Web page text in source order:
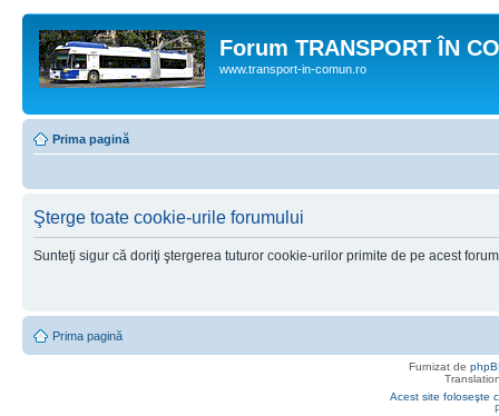
Forum TRANSPORT ÎN
www.transport-in-comun.ro
Prima pagină
Şterge toate cookie-urile forumului
Sunteţi sigur că doriţi ştergerea tuturor cookie-urilor primite de pe acest
Prima pagină
Furnizat de
Acest site foloseşte